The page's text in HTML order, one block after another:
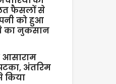
फैसलों से
को हुआ
का नुकसान
आसाराम
अंतरिम
किया